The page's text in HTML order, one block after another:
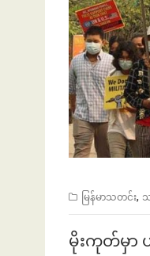
မြန်မာသတင်း,
မိုးကုတ်မှာ